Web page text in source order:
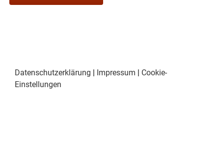
Datenschutzerklärung | Impressum | Cookie-
Einstellungen